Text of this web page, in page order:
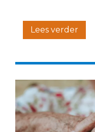
Lees verder